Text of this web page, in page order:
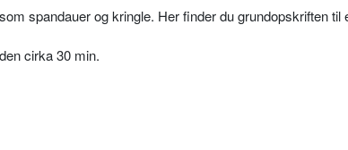
spandauer og kringle. Her finder du grundopskriften til
cirka 30 min.